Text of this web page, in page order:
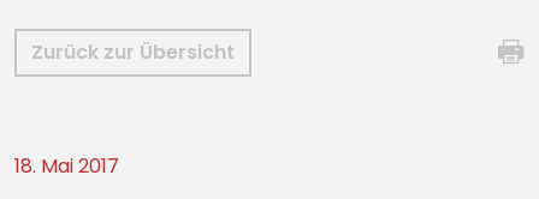
Zurück zur Übersicht
18. Mai 2017